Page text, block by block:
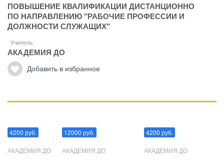
ПОВЫШЕНИЕ КВАЛИФИКАЦИИ ДИСТАНЦИОННО
ПО НАПРАВЛЕНИЮ "РАБОЧИЕ ПРОФЕССИИ И
ДОЛЖНОСТИ СЛУЖАЩИХ"
Учитель
АКАДЕМИЯ ДО
Добавить в избранное
4200 руб.
АКАДЕМИЯ ДО
12000 руб.
АКАДЕМИЯ ДО
4200 руб.
АКАДЕМИЯ ДО